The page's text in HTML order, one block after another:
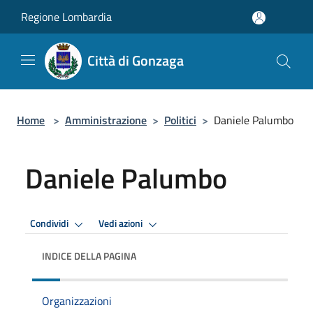
Regione Lombardia
Città di Gonzaga
Home > Amministrazione > Politici > Daniele Palumbo
Daniele Palumbo
Condividi Vedi azioni
INDICE DELLA PAGINA
Organizzazioni